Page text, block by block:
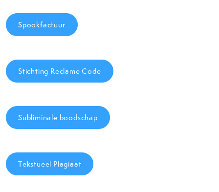
Spookfactuur
Stichting Reclame Code
Subliminale boodschap
Tekstueel Plagiaat